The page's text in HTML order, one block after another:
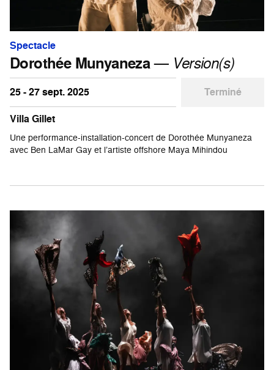
Spectacle
Dorothée Munyaneza— Version(s)
25 - 27 sept. 2025
Terminé
Villa Gillet
Une performance-installation-concert de Dorothée Munyaneza
avec Ben LaMar Gay et l’artiste offshore Maya Mihindou